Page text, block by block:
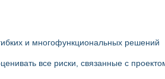
и многофункциональных решений
все риски, связанные с